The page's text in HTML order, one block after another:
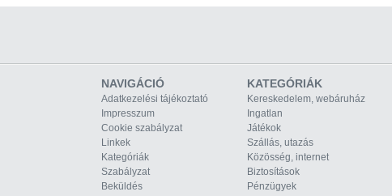
NAVIGÁCIÓ
Adatkezelési tájékoztató
Impresszum
Cookie szabályzat
Linkek
Kategóriák
Szabályzat
Beküldés
KATEGÓRIÁK
Kereskedelem, webáruház
Ingatlan
Játékok
Szállás, utazás
Közösség, internet
Biztosítások
Pénzügyek